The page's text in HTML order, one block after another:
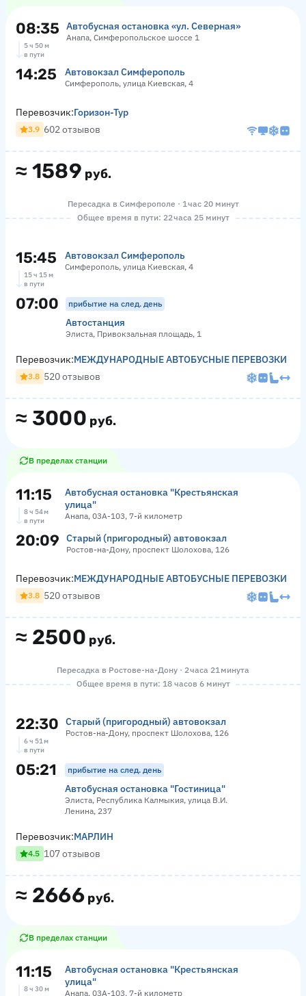
08:35 Автобусная остановка «ул. Северная»
Анапа, Симферопольское шоссе 1
5 ч 50 м
в пути
14:25 Автовокзал Симферополь
Симферополь, улица Киевская, 4
≈ 1589 руб.
Перевозчик:Горизон-Тур
3.9 602 отзывов
Пересадка в Симферополе · 1 час 20 минут
Общее время в пути: 22 часа 25 минут
15:45 Автовокзал Симферополь
Симферополь, улица Киевская, 4
15 ч 15 м
в пути
07:00 прибытие на след. день
Автостанция
Элиста, Привокзальная площадь, 1
≈ 3000 руб.
Перевозчик:МЕЖДУНАРОДНЫЕ АВТОБУСНЫЕ ПЕРЕВОЗКИ
3.8 520 отзывов
В пределах станции
11:15
Автобусная остановка "Крестьянская
улица"
Анапа, 03А-103, 7-й километр
8 ч 54 м
в пути
20:09 Старый (пригородный) автовокзал
Ростов-на-Дону, проспект Шолохова, 126
≈ 2500 руб.
Перевозчик:МЕЖДУНАРОДНЫЕ АВТОБУСНЫЕ ПЕРЕВОЗКИ
3.8 520 отзывов
Пересадка в Ростове-на-Дону · 2 часа 21 минута
Общее время в пути: 18 часов 6 минут
22:30 Старый (пригородный) автовокзал
Ростов-на-Дону, проспект Шолохова, 126
6 ч 51 м
в пути
05:21 прибытие на след. день
Автобусная остановка "Гостиница"
Элиста, Республика Калмыкия, улица В.И.
Ленина, 237
≈ 2666 руб.
Перевозчик:МАРЛИН
4.5 107 отзывов
В пределах станции
11:15
Автобусная остановка "Крестьянская
улица"
Анапа, 03А-103, 7-й километр
8 ч 30 м